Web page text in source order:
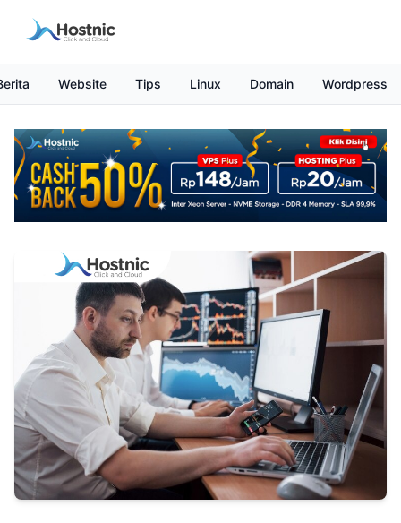
Website Tips Linux Domain Wordpress